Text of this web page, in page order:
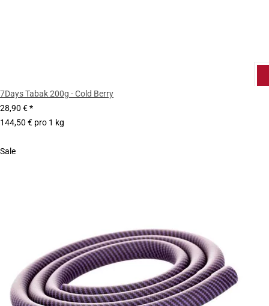
7Days Tabak 200g - Cold Berry
28,90 €*
144,50 € pro 1 kg
Sale